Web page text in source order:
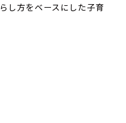
し方をベースにした子育